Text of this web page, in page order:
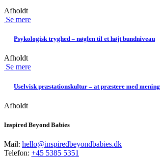
Afholdt
Se mere
Psykologisk tryghed – nøglen til et højt bundniveau
Afholdt
Se mere
Uselvisk præstationskultur – at præstere med mening
Afholdt
Inspired Beyond Babies
Mail: hello@inspiredbeyondbabies.dk
Telefon: +45 5385 5351